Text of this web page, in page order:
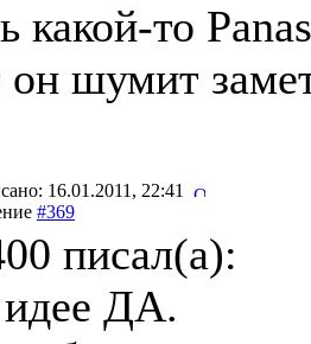
какой-то
он шумит
16.01.2011, 22:41
#369
писал(a):
ДА.